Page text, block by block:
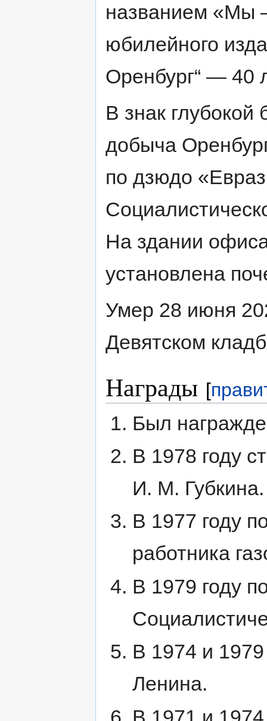
названием «Мы
юбилейного
Оренбург“ — 40
В знак
добыча
по дзюдо
На здании
установлена
Умер 28 июня
Девятском
Награды [
Был
В 1978 году
И. М. Губкина.
В 1977 году
работника
В 1979 году
В 1974 и
Ленина.